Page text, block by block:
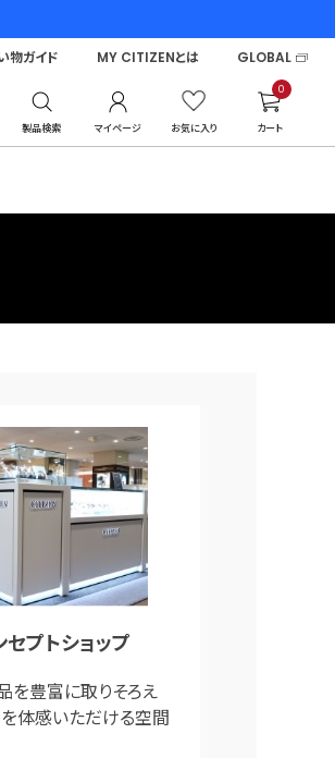
製品検索 マイページ お気に入り
0
カート
物ガイド MY CITIZENとは GLOBAL
プトショップ
を豊富に取りそろえ
を体感いただける空間